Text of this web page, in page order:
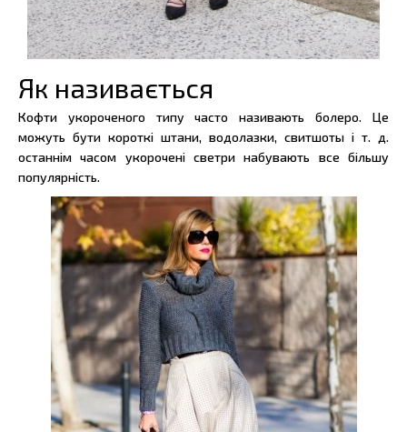
Як називається
Кофти укороченого типу часто називають болеро. Це
можуть бути короткі штани, водолазки, свитшоты і т. д.
останнім часом укорочені светри набувають все більшу
популярність.